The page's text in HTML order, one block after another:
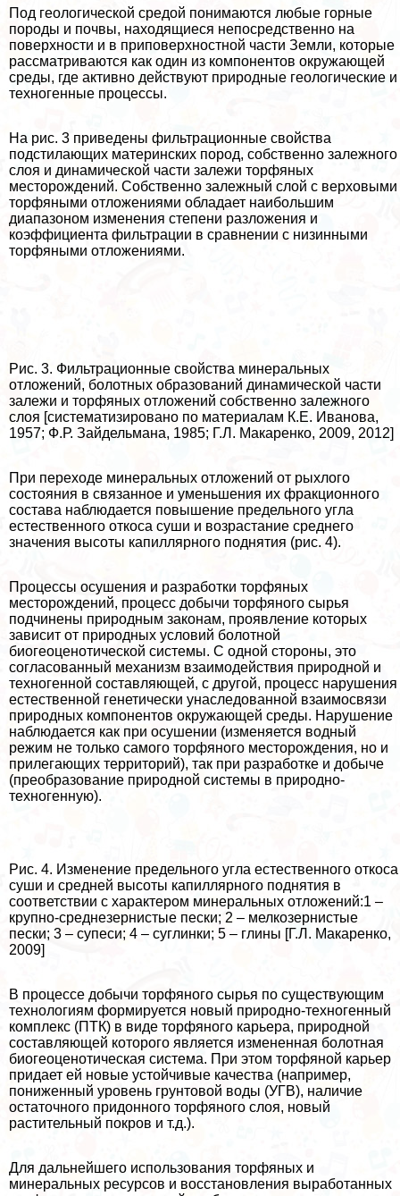
Под геологической средой понимаются любые горные
породы и почвы, находящиеся непосредственно на
поверхности и в приповерхностной части Земли, которые
рассматриваются как один из компонентов окружающей
среды, где активно действуют природные геологические и
техногенные процессы.
На рис. 3 приведены фильтрационные свойства
подстилающих материнских пород, собственно залежного
слоя и динамической части залежи торфяных
месторождений. Собственно залежный слой с верховыми
торфяными отложениями обладает наибольшим
диапазоном изменения степени разложения и
коэффициента фильтрации в сравнении с низинными
торфяными отложениями.
Рис. 3. Фильтрационные свойства минеральных
отложений, болотных образований динамической части
залежи и торфяных отложений собственно залежного
слоя [систематизировано по материалам К.Е. Иванова,
1957; Ф.Р. Зайдельмана, 1985; Г.Л. Макаренко, 2009, 2012]
При переходе минеральных отложений от рыхлого
состояния в связанное и уменьшения их фpaкционного
состава наблюдается повышение предельного угла
естественного откоса суши и возрастание среднего
значения высоты капиллярного поднятия (рис. 4).
Процессы осушения и разработки торфяных
месторождений, процесс добычи торфяного сырья
подчинены природным законам, проявление которых
зависит от природных условий болотной
биогеоценотической системы. С одной стороны, это
согласованный механизм взаимодействия природной и
техногенной составляющей, с другой, процесс нарушения
естественной генетически унаследованной взаимосвязи
природных компонентов окружающей среды. Нарушение
наблюдается как при осушении (изменяется водный
режим не только самого торфяного месторождения, но и
прилегающих территорий), так при разработке и добыче
(преобразование природной системы в природно-
техногенную).
Рис. 4. Изменение предельного угла естественного откоса
суши и средней высоты капиллярного поднятия в
соответствии с хаpaктером минеральных отложений:1 –
крупно-среднезернистые пески; 2 – мелкозернистые
пески; 3 – супеси; 4 – суглинки; 5 – глины [Г.Л. Макаренко,
2009]
В процессе добычи торфяного сырья по существующим
технологиям формируется новый природно-техногенный
комплекс (ПТК) в виде торфяного карьера, природной
составляющей которого является измененная болотная
биогеоценотическая система. При этом торфяной карьер
придает ей новые устойчивые качества (например,
пониженный уровень грунтовой воды (УГВ), наличие
остаточного придонного торфяного слоя, новый
растительный покров и т.д.).
Для дальнейшего использования торфяных и
минеральных ресурсов и восстановления выработанных